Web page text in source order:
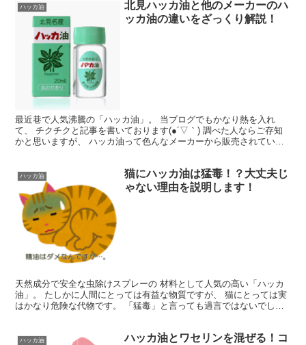
ハッカ油
北見ハッカ油と他のメーカーのハ
ッカ油の違いをざっくり解説！
最近巷で人気沸騰の「ハッカ油」。 当ブログでもかなり熱を入れ
て、 チクチクと記事を書いております(●´▽｀) 調べた人ならご存知
かと思いますが、 ハッカ油って色んなメーカーから販売されていま
ハッカ油
猫にハッカ油は猛毒！？大丈夫じ
ゃない理由を説明します！
天然成分で安全な虫除けスプレーの 材料として人気の高い「ハッカ
油」。 たしかに人間にとっては有益な物質ですが、 猫にとっては実
はかなり危険な代物です。 「猛毒」と言っても過言ではないでしょ
ハッカ油
ハッカ油とワセリンを混ぜる！コ